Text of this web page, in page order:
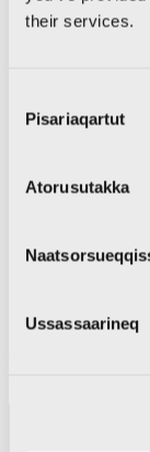
their services.
Selection
Pisariaqartut
Atorusutakka
Ussassaarineq
KNR
Brugernes
Nyheder
Vejret
KNR 1